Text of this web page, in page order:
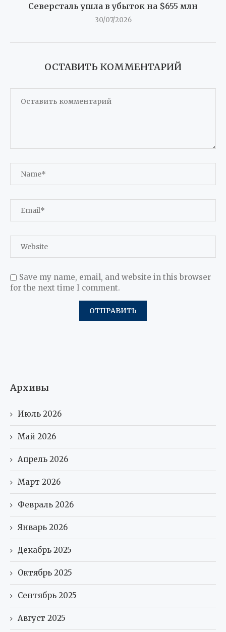
Северсталь ушла в убыток на $655 млн
30/07/2026
ОСТАВИТЬ КОММЕНТАРИЙ
Save my name, email, and website in this browser
for the next time I comment.
Архивы
Июль 2026
Май 2026
Апрель 2026
Март 2026
Февраль 2026
Январь 2026
Декабрь 2025
Октябрь 2025
Сентябрь 2025
Август 2025